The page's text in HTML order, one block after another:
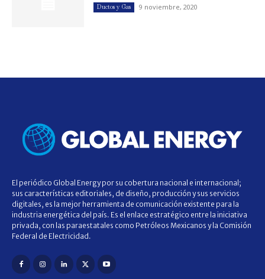
Ductos y Gas 9 noviembre, 2020
El periódico Global Energy por su cobertura nacional e internacional;
sus características editoriales, de diseño, producción y sus servicios
digitales, es la mejor herramienta de comunicación existente para la
industria energética del país. Es el enlace estratégico entre la iniciativa
privada, con las paraestatales como Petróleos Mexicanos y la Comisión
Federal de Electricidad.